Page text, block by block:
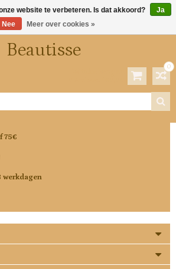
Beautisse
0
75€
werkdagen
website te verbeteren. Is dat akkoord?
Ja
Nee
Meer over cookies »